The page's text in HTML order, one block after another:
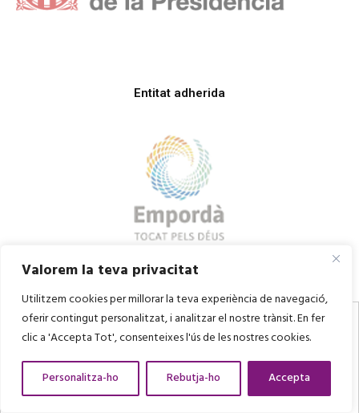
Valorem la teva privacitat
Utilitzem cookies per millorar la teva experiència de navegació,
oferir contingut personalitzat, i analitzar el nostre trànsit. En fer
clic a 'Accepta Tot', consenteixes l'ús de les nostres cookies.
Personalitza-ho Rebutja-ho Accepta
Entitat adherida